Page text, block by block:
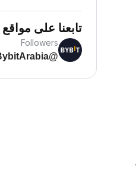
تابعنا على
Followers
@BybitArabia